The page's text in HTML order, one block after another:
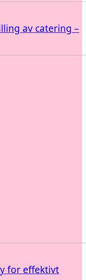
av catering –
for effektivt